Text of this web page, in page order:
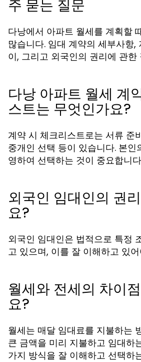
주 묻는 질문
다낭에서 아파트 월세를 계획할
많습니다. 임대 계약의 세부사항,
이, 그리고 외국인의 권리에 관한
다낭 아파트 월세 계
스트는 무엇인가요?
계약 시 체크리스트로는 서류 준
중개인 선택 등이 있습니다. 본
영하여 선택하는 것이 중요합니
외국인 임대인의 권
요?
외국인 임대인은 법적으로 특정
고 있으며, 이를 잘 이해하고 있
월세와 전세의 차이
요?
월세는 매달 임대료를 지불하는
큰 금액을 미리 지불하고 임대하
가지 방식을 잘 이해하고 선택하